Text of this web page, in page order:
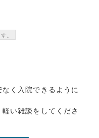
。
く入院できるように
い雑談をしてくださ